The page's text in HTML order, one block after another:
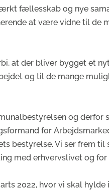
fællesskab og nye
at være vidne til de
at der bliver bygget et
og til de mange
og derfor
for
bestyrelse. Vi ser frem
med erhvervslivet og for
2022, hvor vi skal